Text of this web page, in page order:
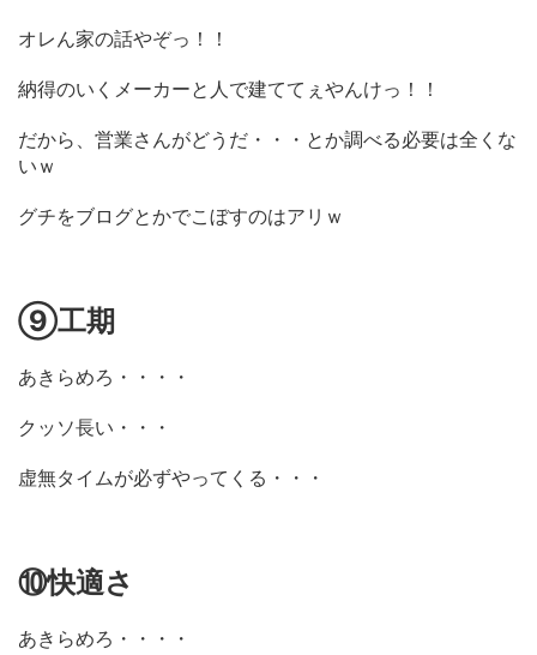
オレん家の話やぞっ！！
納得のいくメーカーと人で建ててぇやんけっ！！
だから、営業さんがどうだ・・・とか調べる必要は全くな
いｗ
グチをブログとかでこぼすのはアリｗ
⑨工期
あきらめろ・・・・
クッソ長い・・・
虚無タイムが必ずやってくる・・・
⑩快適さ
あきらめろ・・・・